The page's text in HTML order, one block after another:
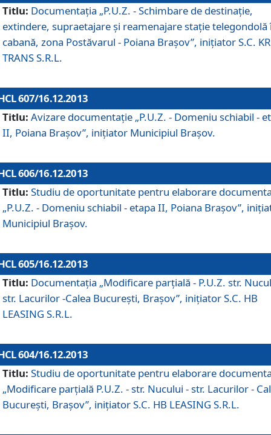
Titlu: Documentaţia „P.U.Z. - Schimbare de destinaţie,
extindere, supraetajare şi reamenajare staţie telegondolă
cabană, zona Postăvarul - Poiana Braşov”, iniţiator S.C.
TRANS S.R.L.
607/16.12.2013
Titlu: Avizare documentaţie „P.U.Z. - Domeniu schiabil -
II, Poiana Braşov”, iniţiator Municipiul Braşov.
606/16.12.2013
Titlu: Studiu de oportunitate pentru elaborare
„P.U.Z. - Domeniu schiabil - etapa II, Poiana Braşov”,
Municipiul Braşov.
605/16.12.2013
Titlu: Documentaţia „Modificare parţială - P.U.Z. str.
str. Lacurilor -Calea Bucureşti, Braşov”, iniţiator S.C. HB
LEASING S.R.L.
604/16.12.2013
Titlu: Studiu de oportunitate pentru elaborare
„Modificare parţială P.U.Z. - str. Nucului - str. Lacurilor -
Bucureşti, Braşov”, iniţiator S.C. HB LEASING S.R.L.